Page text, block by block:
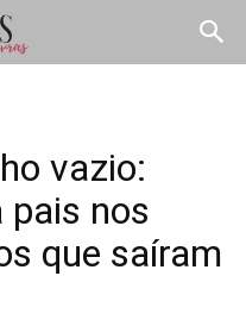
vazio:
nos
que saíram